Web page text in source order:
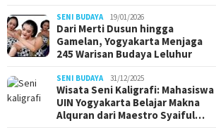
SENI BUDAYA 19/01/2026
Dari Merti Dusun hingga
Gamelan, Yogyakarta Menjaga
245 Warisan Budaya Leluhur
SENI BUDAYA 31/12/2025
Wisata Seni Kaligrafi: Mahasiswa
UIN Yogyakarta Belajar Makna
Alquran dari Maestro Syaiful…